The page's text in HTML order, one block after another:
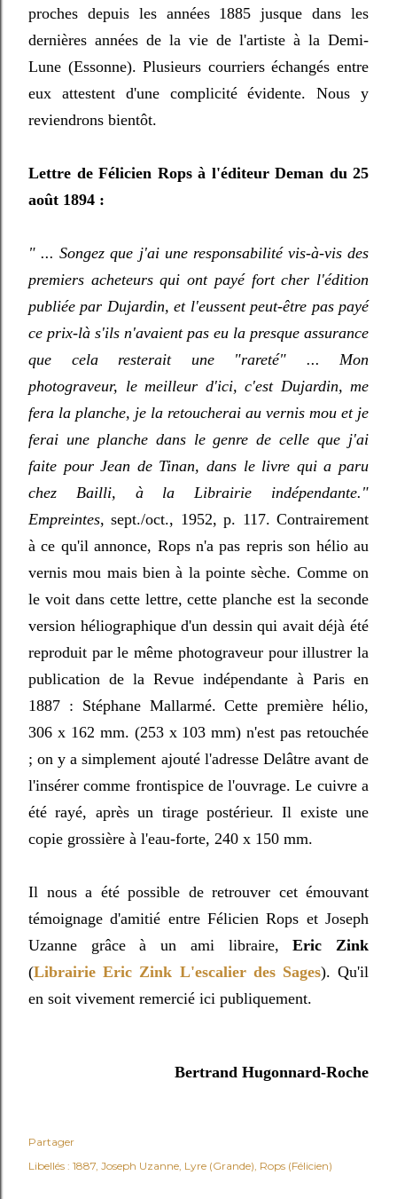
proches depuis les années 1885 jusque dans les
dernières années de la vie de l'artiste à la Demi-
Lune (Essonne). Plusieurs courriers échangés entre
eux attestent d'une complicité évidente. Nous y
reviendrons bientôt.
Lettre de Félicien Rops à l'éditeur Deman du 25
août 1894 :
" ...Songez que j'ai une responsabilité vis-à-vis des
premiers acheteurs qui ont payé fort cher l'édition
publiée par Dujardin, et l'eussent peut-être pas payé
ce prix-là s'ils n'avaient pas eu la presque assurance
que cela resterait une "rareté" ... Mon
photograveur, le meilleur d'ici, c'est Dujardin, me
fera la planche, je la retoucherai au vernis mou et je
ferai une planche dans le genre de celle que j'ai
faite pour Jean de Tinan, dans le livre qui a paru
chez Bailli, à la Librairie indépendante."
Empreintes, sept./oct., 1952, p. 117. Contrairement
à ce qu'il annonce, Rops n'a pas repris son hélio au
vernis mou mais bien à la pointe sèche. Comme on
le voit dans cette lettre, cette planche est la seconde
version héliographique d'un dessin qui avait déjà été
reproduit par le même photograveur pour illustrer la
publication de la Revue indépendante à Paris en
1887 : Stéphane Mallarmé. Cette première hélio,
306 x 162 mm. (253 x 103 mm) n'est pas retouchée
; on y a simplement ajouté l'adresse Delâtre avant de
l'insérer comme frontispice de l'ouvrage. Le cuivre a
été rayé, après un tirage postérieur. Il existe une
copie grossière à l'eau-forte, 240 x 150 mm.
Il nous a été possible de retrouver cet émouvant
témoignage d'amitié entre Félicien Rops et Joseph
Uzanne grâce à un ami libraire,Eric Zink
(Librairie Eric Zink L'escalier des Sages). Qu'il
en soit vivement remercié ici publiquement.
Bertrand Hugonnard-Roche
Partager
Libellés : 1887 Joseph Uzanne Lyre (Grande) Rops (Félicien)